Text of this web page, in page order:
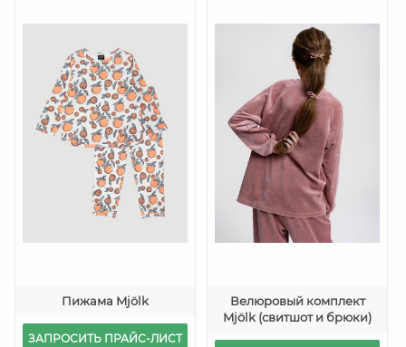
Пижама Mjölk
ЗАПРОСИТЬ ПРАЙС-ЛИСТ
Велюровый комплект
Mjölk (свитшот и брюки)